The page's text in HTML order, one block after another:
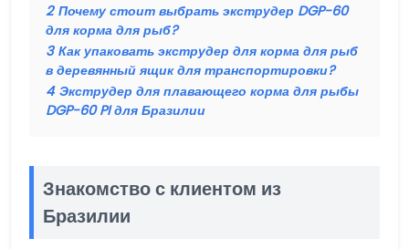
2 Почему стоит выбрать экструдер DGP-60
для корма для рыб?
3 Как упаковать экструдер для корма для рыб
в деревянный ящик для транспортировки?
4 Экструдер для плавающего корма для рыбы
DGP-60 PI для Бразилии
Знакомство с клиентом из
Бразилии